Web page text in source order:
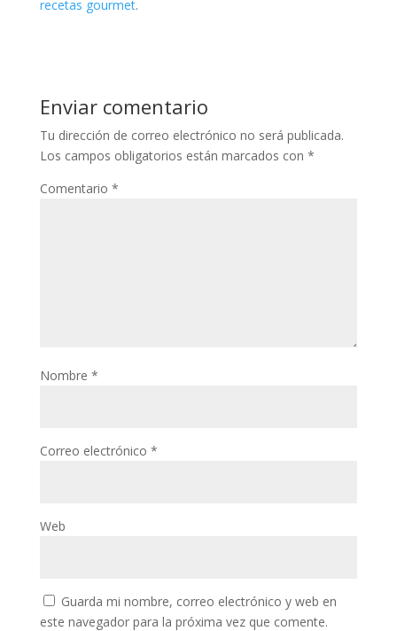
recetas gourmet.
Enviar comentario
Tu dirección de correo electrónico no será publicada.
Los campos obligatorios están marcados con *
Comentario *
Nombre *
Correo electrónico *
Web
Guarda mi nombre, correo electrónico y web en
este navegador para la próxima vez que comente.